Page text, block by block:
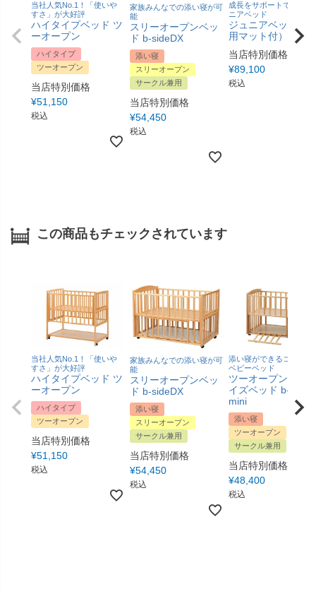
当社人気No.1！「使いや
すさ」が大好評
ハイタイプベッド ツ
ーオープン
ハイタイプ
ツーオープン
当店特別価格
¥51,150
税込
家族みんなでの添い寝が可
能
スリーオープンベッ
ド b-sideDX
添い寝
スリーオープン
サークル兼用
当店特別価格
¥54,450
税込
成長をサポートできるジ
ニアベッド
ジュニアベッド（
用マット付）
当店特別価格
¥89,100
税込
この商品もチェックされています
当社人気No.1！「使いや
すさ」が大好評
ハイタイプベッド ツ
ーオープン
ハイタイプ
ツーオープン
当店特別価格
¥51,150
税込
家族みんなでの添い寝が可
能
スリーオープンベッ
ド b-sideDX
添い寝
スリーオープン
サークル兼用
当店特別価格
¥54,450
税込
添い寝ができるコンパク
ベビーベッド
ツーオープンミニ
イズベッド b-side
mini
添い寝
ツーオープン
サークル兼用
当店特別価格
¥48,400
税込